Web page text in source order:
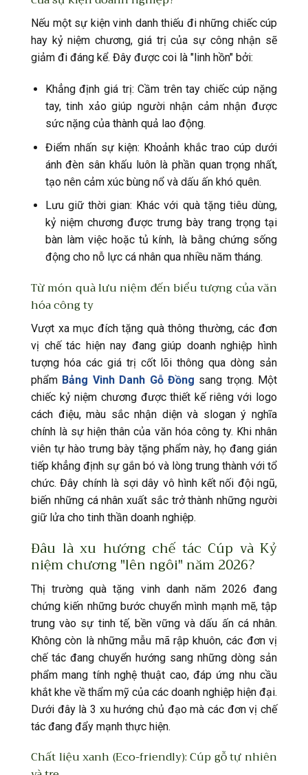
Nếu một sự kiện vinh danh thiếu đi những chiếc cúp
hay kỷ niệm chương, giá trị của sự công nhận sẽ
giảm đi đáng kể. Đây được coi là "linh hồn" bởi:
Khẳng định giá trị: Cầm trên tay chiếc cúp nặng
tay, tinh xảo giúp người nhận cảm nhận được
sức nặng của thành quả lao động.
Điểm nhấn sự kiện: Khoảnh khắc trao cúp dưới
ánh đèn sân khấu luôn là phần quan trọng nhất,
tạo nên cảm xúc bùng nổ và dấu ấn khó quên.
Lưu giữ thời gian: Khác với quà tặng tiêu dùng,
kỷ niệm chương được trưng bày trang trọng tại
bàn làm việc hoặc tủ kính, là bằng chứng sống
động cho nỗ lực cá nhân qua nhiều năm tháng.
Từ món quà lưu niệm đến biểu tượng của văn
hóa công ty
Vượt xa mục đích tặng quà thông thường, các đơn
vị chế tác hiện nay đang giúp doanh nghiệp hình
tượng hóa các giá trị cốt lõi thông qua dòng sản
phẩm Bảng Vinh Danh Gỗ Đồng sang trọng. Một
chiếc kỷ niệm chương được thiết kế riêng với logo
cách điệu, màu sắc nhận diện và slogan ý nghĩa
chính là sự hiện thân của văn hóa công ty. Khi nhân
viên tự hào trưng bày tặng phẩm này, họ đang gián
tiếp khẳng định sự gắn bó và lòng trung thành với tổ
chức. Đây chính là sợi dây vô hình kết nối đội ngũ,
biến những cá nhân xuất sắc trở thành những người
giữ lửa cho tinh thần doanh nghiệp.
Đâu là xu hướng chế tác Cúp và Kỷ
niệm chương "lên ngôi" năm 2026?
Thị trường quà tặng vinh danh năm 2026 đang
chứng kiến những bước chuyển mình mạnh mẽ, tập
trung vào sự tinh tế, bền vững và dấu ấn cá nhân.
Không còn là những mẫu mã rập khuôn, các đơn vị
chế tác đang chuyển hướng sang những dòng sản
phẩm mang tính nghệ thuật cao, đáp ứng nhu cầu
khắt khe về thẩm mỹ của các doanh nghiệp hiện đại.
Dưới đây là 3 xu hướng chủ đạo mà các đơn vị chế
tác đang đẩy mạnh thực hiện.
Chất liệu xanh (Eco-friendly): Cúp gỗ tự nhiên